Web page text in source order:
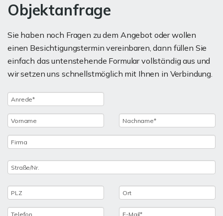
Objektanfrage
Sie haben noch Fragen zu dem Angebot oder wollen
einen Besichtigungstermin vereinbaren, dann füllen Sie
einfach das untenstehende Formular vollständig aus und
wir setzen uns schnellstmöglich mit Ihnen in Verbindung.